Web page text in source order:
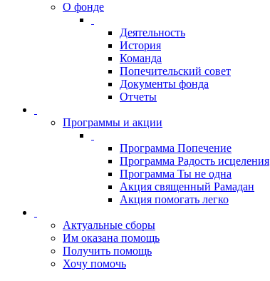
О фонде
Деятельность
История
Команда
Попечительский совет
Документы фонда
Отчеты
Программы и акции
Программа Попечение
Программа Радость исцеления
Программа Ты не одна
Акция священный Рамадан
Акция помогать легко
Актуальные сборы
Им оказана помощь
Получить помощь
Хочу помочь